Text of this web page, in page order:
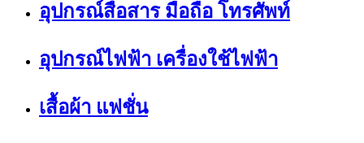
อุปกรณ์สื่อสาร มือถือ โทรศัพท์
อุปกรณ์ไฟฟ้า เครื่องใช้ไฟฟ้า
เสื้อผ้า แฟชั่น